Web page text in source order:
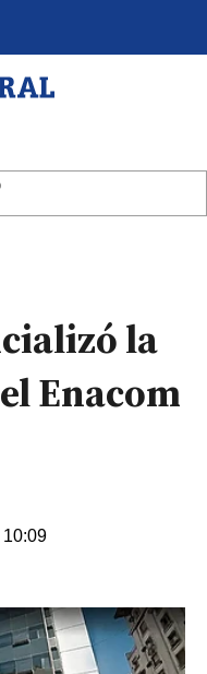
la
Enacom
10:09